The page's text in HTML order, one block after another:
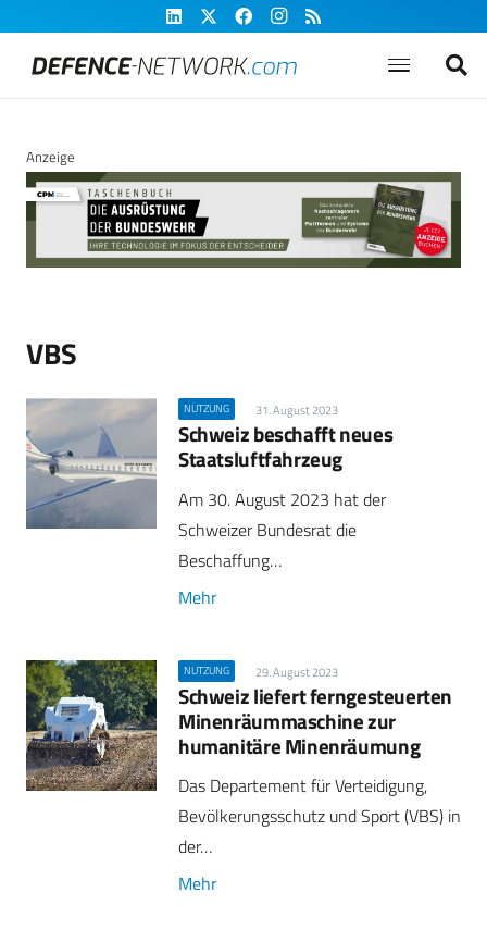
Anzeige
VBS
NUTZUNG 31. August 2023
Schweiz beschafft neues
Staatsluftfahrzeug
Am 30. August 2023 hat der
Schweizer Bundesrat die
Beschaffung…
Mehr
NUTZUNG 29. August 2023
Schweiz liefert ferngesteuerten
Minenräummaschine zur
humanitäre Minenräumung
Das Departement für Verteidigung,
Bevölkerungsschutz und Sport (VBS) in
der…
Mehr